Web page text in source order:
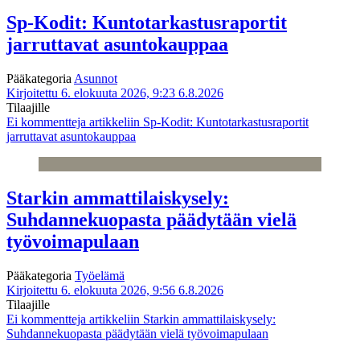
Sp-Kodit: Kuntotarkastusraportit
jarruttavat asuntokauppaa
Pääkategoria Asunnot
Kirjoitettu 6. elokuuta 2026, 9:23 6.8.2026
Tilaajille
Ei kommentteja artikkeliin Sp-Kodit: Kuntotarkastusraportit
jarruttavat asuntokauppaa
Starkin ammattilaiskysely:
Suhdannekuopasta päädytään vielä
työvoimapulaan
Pääkategoria Työelämä
Kirjoitettu 6. elokuuta 2026, 9:56 6.8.2026
Tilaajille
Ei kommentteja artikkeliin Starkin ammattilaiskysely:
Suhdannekuopasta päädytään vielä työvoimapulaan